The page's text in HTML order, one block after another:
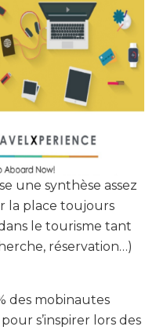
une synthèse assez
la place toujours
le tourisme tant
réservation…)
des mobinautes
s’inspirer lors des